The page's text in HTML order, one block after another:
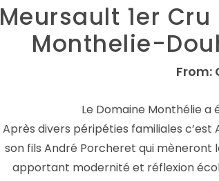
Meursault 1er
Monthelie-
From:
Le Domaine Monthélie a
Après divers péripéties familiales
son fils André Porcheret qui mèneront
apportant modernité et réflexion